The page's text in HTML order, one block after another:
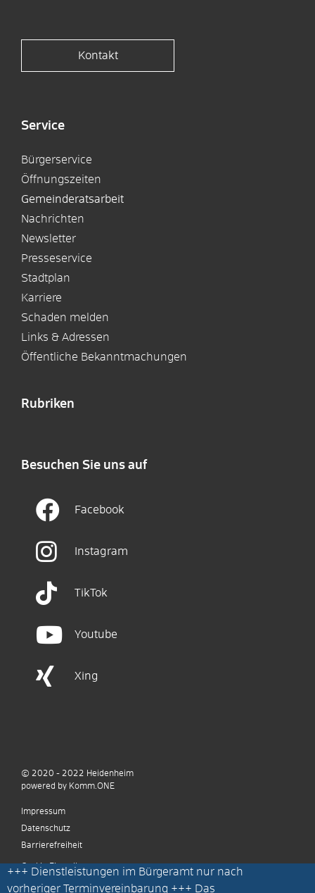
Kontakt
Service
Bürgerservice
Öffnungszeiten
Gemeinderatsarbeit
Nachrichten
Newsletter
Presseservice
Stadtplan
Karriere
Schaden melden
Links & Adressen
Öffentliche Bekanntmachungen
Rubriken
Besuchen Sie uns auf
Facebook
Instagram
TikTok
Youtube
Xing
+++ Dienstleistungen im Bürgeramt nur nach
vorheriger Terminvereinbarung +++ Das
© 2020 - 2022 Heidenheim
powered by Komm.ONE
Impressum
Datenschutz
Barrierefreiheit
Cookie Einstellungen